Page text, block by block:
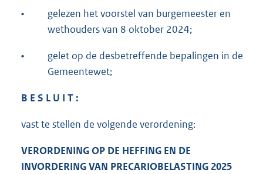
•
gelezen het voorstel van burgemeester en
wethouders van 8 oktober 2024;
•
gelet op de desbetreffende bepalingen in de
Gemeentewet;
B E S L U I T :
vast te stellen de volgende verordening:
VERORDENING OP DE HEFFING EN DE
INVORDERING VAN PRECARIOBELASTING 2025